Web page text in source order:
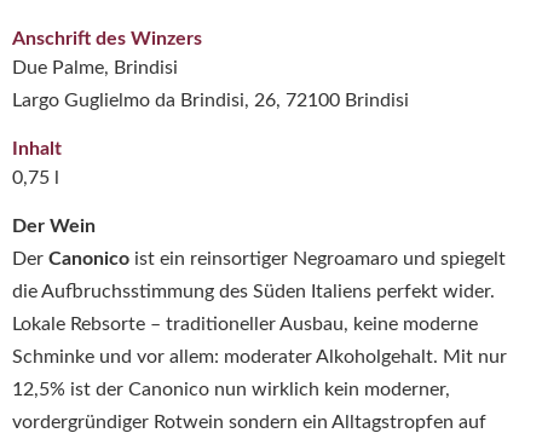
Der Wein
Der Canonico ist ein reinsortiger Negroamaro und spiegelt
die Aufbruchsstimmung des Süden Italiens perfekt wider.
Lokale Rebsorte – traditioneller Ausbau, keine moderne
Schminke und vor allem: moderater Alkoholgehalt. Mit nur
12,5% ist der Canonico nun wirklich kein moderner,
vordergründiger Rotwein sondern ein Alltagstropfen auf
Anschrift des Winzers
Due Palme, Brindisi
Largo Guglielmo da Brindisi, 26, 72100 Brindisi
Inhalt
0,75 l